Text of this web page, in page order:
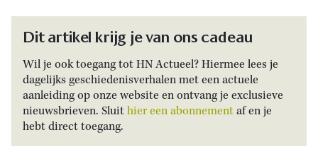
Dit artikel krijg je van ons cadeau
Wil je ook toegang tot HN Actueel? Hiermee lees je
dagelijks geschiedenisverhalen met een actuele
aanleiding op onze website en ontvang je exclusieve
nieuwsbrieven. Sluithier een abonnementaf en je
hebt direct toegang.